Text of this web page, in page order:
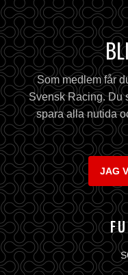
Som medlem får
Svensk Racing. Du
spara alla nutida
JAG